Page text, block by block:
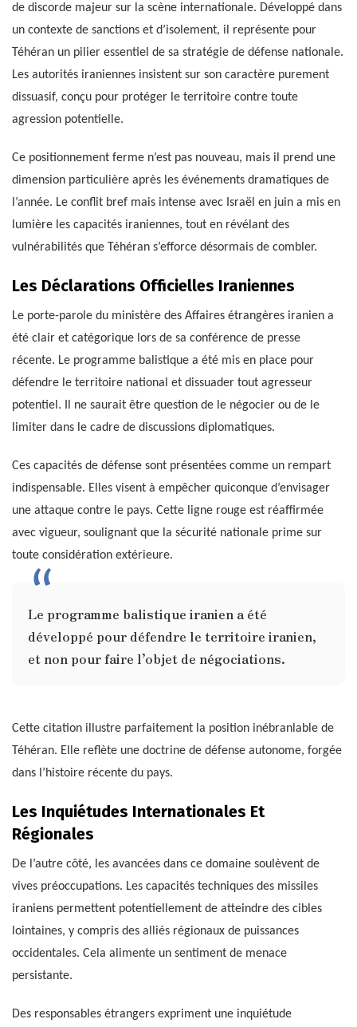
de discorde majeur sur la scène internationale. Développé dans
un contexte de sanctions et d’isolement, il représente pour
Téhéran un pilier essentiel de sa stratégie de défense nationale.
Les autorités iraniennes insistent sur son caractère purement
dissuasif, conçu pour protéger le territoire contre toute
agression potentielle.
Ce positionnement ferme n’est pas nouveau, mais il prend une
dimension particulière après les événements dramatiques de
l’année. Le conflit bref mais intense avec Israël en juin a mis en
lumière les capacités iraniennes, tout en révélant des
vulnérabilités que Téhéran s’efforce désormais de combler.
Les Déclarations Officielles Iraniennes
Le porte-parole du ministère des Affaires étrangères iranien a
été clair et catégorique lors de sa conférence de presse
récente. Le programme balistique a été mis en place pour
défendre le territoire national et dissuader tout agresseur
potentiel. Il ne saurait être question de le négocier ou de le
limiter dans le cadre de discussions diplomatiques.
Ces capacités de défense sont présentées comme un rempart
indispensable. Elles visent à empêcher quiconque d’envisager
une attaque contre le pays. Cette ligne rouge est réaffirmée
avec vigueur, soulignant que la sécurité nationale prime sur
toute considération extérieure.
Le programme balistique iranien a été
développé pour défendre le territoire iranien,
et non pour faire l’objet de négociations.
Cette citation illustre parfaitement la position inébranlable de
Téhéran. Elle reflète une doctrine de défense autonome, forgée
dans l’histoire récente du pays.
Les Inquiétudes Internationales Et
Régionales
De l’autre côté, les avancées dans ce domaine soulèvent de
vives préoccupations. Les capacités techniques des missiles
iraniens permettent potentiellement de atteindre des cibles
lointaines, y compris des alliés régionaux de puissances
occidentales. Cela alimente un sentiment de menace
persistante.
Des responsables étrangers expriment une inquiétude